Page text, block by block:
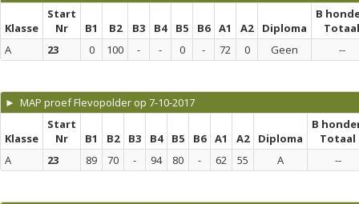
Klasse
Start
Nr
B1 B2 B3 B4 B5 B6 A1 A2 Diploma
B
Totaal
A
23 0 100 - - 0 - 72 0 Geen --
► MAP proef Flevopolder op 7-10-2017
Klasse
Start
Nr
B1 B2 B3 B4 B5 B6 A1 A2 Diploma
B
Totaal
A
23 89 70 - 94 80 - 62 55 A --